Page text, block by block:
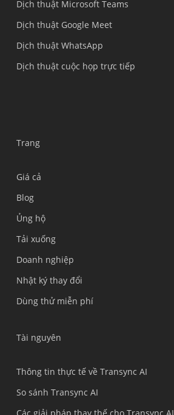
Dịch thuật Microsoft Teams
Dịch thuật Google Meet
Dịch thuật WhatsApp
Dịch thuật cuộc họp trực tiếp
Trang
Giá cả
Blog
Ủng hộ
Tải xuống
Doanh nghiệp
Nhật ký thay đổi
Dùng thử miễn phí
Tài nguyên
Thông tin thực tế về Transync AI
So sánh Transync AI